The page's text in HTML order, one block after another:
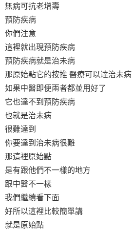
無病可抗老增壽
預防疾病
你們注意
這裡就出現預防疾病
預防疾病就是治未病
那原始點它的按推 醫療可以達治未病
如果中醫即便兩者都並用好了
它也達不到預防疾病
也就是治未病
很難達到
你要達到治未病很難
那這裡原始點
是有跟他們不一樣的地方
跟中醫不一樣
我們繼續看下面
好所以這裡比較簡單講
就是原始點